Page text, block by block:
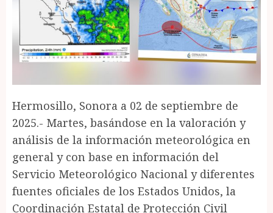
Hermosillo, Sonora a 02 de septiembre de
2025.- Martes, basándose en la valoración y
análisis de la información meteorológica en
general y con base en información del
Servicio Meteorológico Nacional y diferentes
fuentes oficiales de los Estados Unidos, la
Coordinación Estatal de Protección Civil